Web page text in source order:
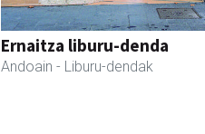
Ernaitza liburu-denda
Andoain - Liburu-dendak